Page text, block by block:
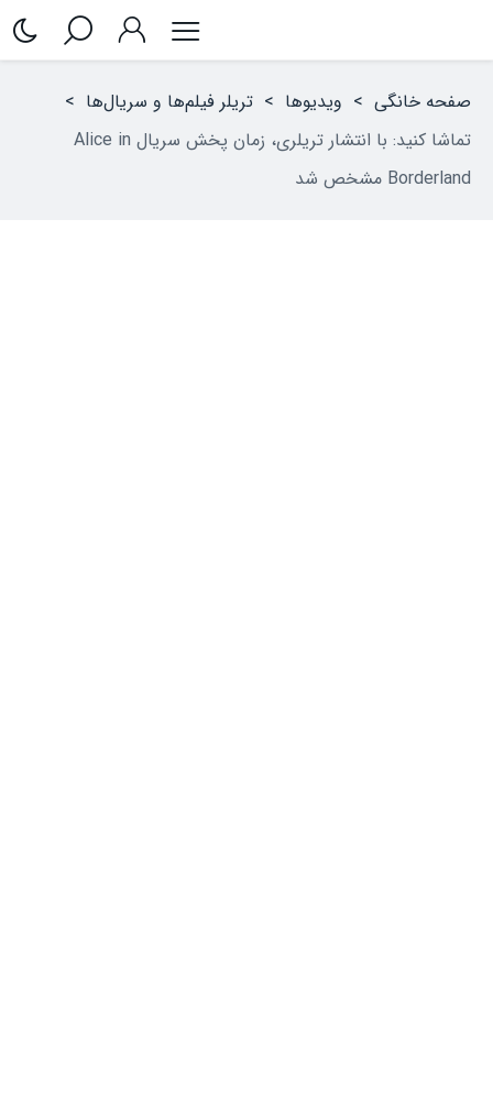
صفحه خانگی > ویدیوها > تریلر فیلم‌ها و سریال‌ها >
تماشا کنید: با انتشار تریلری، زمان پخش سریال Alice in
Borderland مشخص شد